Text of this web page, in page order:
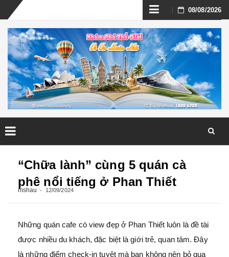
Skip
to
content
08/08/2026
“Chữa lành” cùng 5 quán cà
phê nổi tiếng ở Phan Thiết
mshau 12/09/2024
Những quán cafe có view đẹp ở Phan Thiết luôn là đề tài
được nhiều du khách, đặc biệt là giới trẻ, quan tâm. Đây
là những điểm check-in tuyệt mà bạn không nên bỏ qua